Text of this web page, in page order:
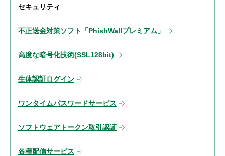
セキュリティ
不正送金対策ソフト「PhishWallプレミアム」
高度な暗号化技術(SSL128bit)
生体認証ログイン
ワンタイムパスワードサービス
ソフトウェアトークン取引認証
各種配信サービス